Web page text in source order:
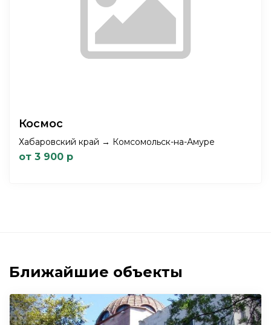
Космос
Хабаровский край → Комсомольск-на-Амуре
от 3 900 р
Ближайшие объекты